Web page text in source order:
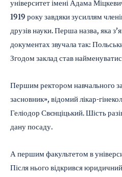
університет імені Адама
1919 року завдяки зусиллям
друзів науки. Перша назва, яка
документах звучала так:
Згодом заклад став
Першим ректором навчального
засновник», відомий лікар-
Геліодор Свєнціцький. Шість
дану посаду.
А першим факультетом в
Після нього відкрився